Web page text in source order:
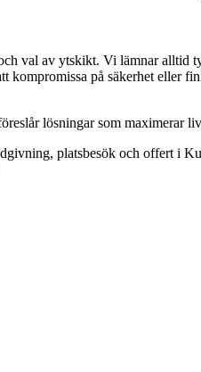
val av ytskikt. Vi lämnar alltid
på säkerhet eller
lösningar som maximerar
platsbesök och offert i